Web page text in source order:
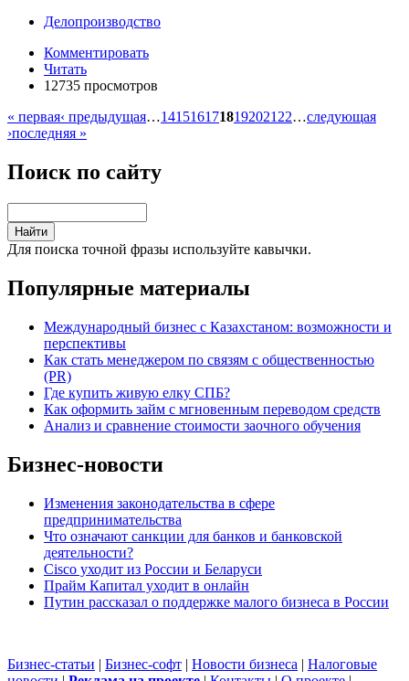
Делопроизводство
Комментировать
Читать
12735 просмотров
« первая‹ предыдущая…141516171819202122…следующая
›последняя »
Поиск по сайту
Для поиска точной фразы используйте кавычки.
Популярные материалы
Международный бизнес с Казахстаном: возможности и
перспективы
Как стать менеджером по связям с общественностью
(PR)
Где купить живую елку СПБ?
Как оформить займ с мгновенным переводом средств
Анализ и сравнение стоимости заочного обучения
Бизнес-новости
Изменения законодательства в сфере
предпринимательства
Что означают санкции для банков и банковской
деятельности?
Cisco уходит из России и Беларуси
Прайм Капитал уходит в онлайн
Путин рассказал о поддержке малого бизнеса в России
Бизнес-статьи | Бизнес-софт | Новости бизнеса | Налоговые